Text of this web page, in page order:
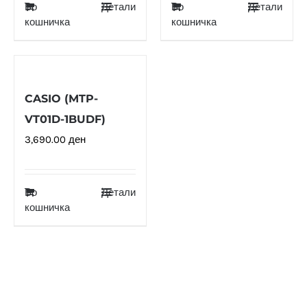
Во
кошничка
Детали
Во
кошничка
Детали
CASIO (MTP-
VT01D-1BUDF)
3,690.00 ден
Во
кошничка
Детали